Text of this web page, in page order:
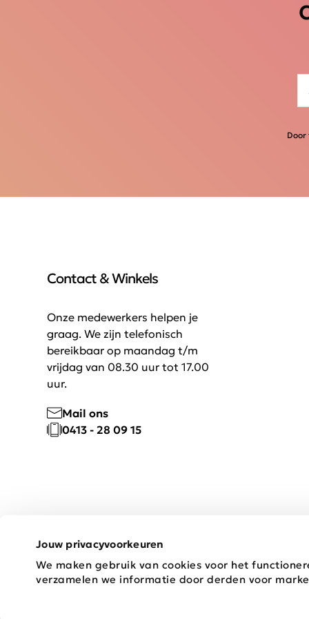
Jouw privacyvoorkeuren
We maken gebruik van cookies voor het
verzamelen we informatie door derden voor
Door
Contact & Winkels
Onze medewerkers helpen je
graag. We zijn telefonisch
bereikbaar op maandag t/m
vrijdag van 08.30 uur tot 17.00
uur.
Mail ons
0413 - 28 09 15
Copyright © 2026 Schijvens Mode